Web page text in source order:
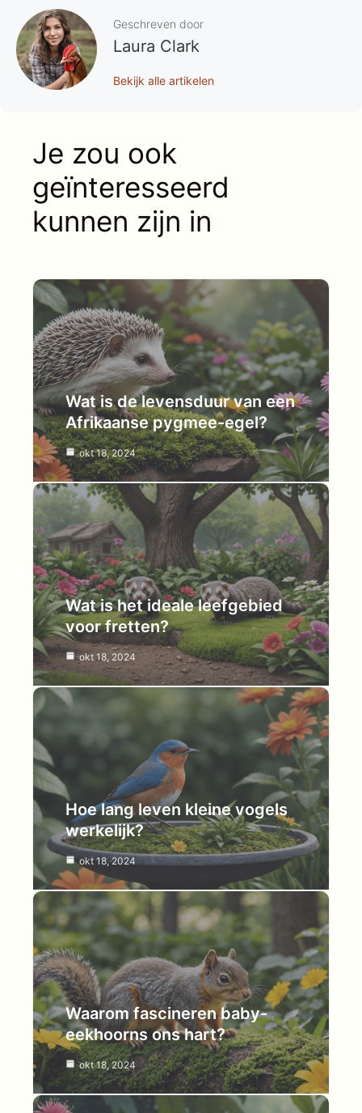
Geschreven door
Laura Clark
Bekijk alle artikelen
Je zou ook
geïnteresseerd
kunnen zijn in
Wat is de levensduur van een
Afrikaanse pygmee-egel?
okt 18, 2024
Wat is het ideale leefgebied
voor fretten?
okt 18, 2024
Hoe lang leven kleine vogels
werkelijk?
okt 18, 2024
Waarom fascineren baby-
eekhoorns ons hart?
okt 18, 2024